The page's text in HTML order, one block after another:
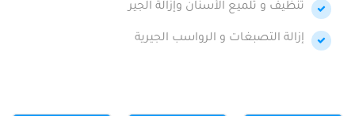
تنظيف و تلميع الأسنان وإزالة الجير
إزالة التصبغات و الرواسب الجيرية